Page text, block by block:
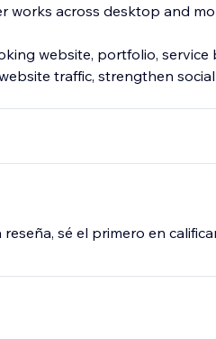
works across desktop and
website, portfolio, service
traffic, strengthen
sé el primero en